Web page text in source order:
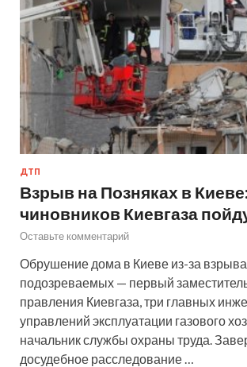
ДТП
Взрыв на Позняках в
чиновников Киевгаза
Оставьте комментарий
Обрушение дома в Киеве из-за
подозреваемых — первый
правления Киевгаза, три главных
управлений эксплуатации газового
начальник службы охраны труда.
досудебное расследование …